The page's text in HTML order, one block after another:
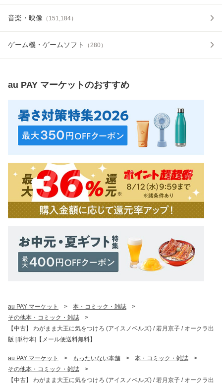
音楽・映像 （ 151,184）
ゲーム機・ゲームソフト （280）
au PAY マーケットのおすすめ
au PAY マーケット > 本・コミック・雑誌
>
その他本・コミック・雑誌
>
【中古】 わがまま大王に気をつけろ (アイスノベルズ) / 若月京子 / オークラ出
版 [単行本]【メール便送料無料】
au PAY マーケット > もったいない本舗 > 本・コミック・雑誌
>
その他本・コミック・雑誌
>
【中古】 わがまま大王に気をつけろ (アイスノベルズ) / 若月京子 / オークラ出